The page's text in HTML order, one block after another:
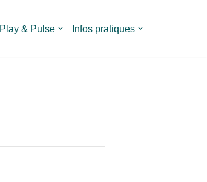
Play & Pulse Infos pratiques